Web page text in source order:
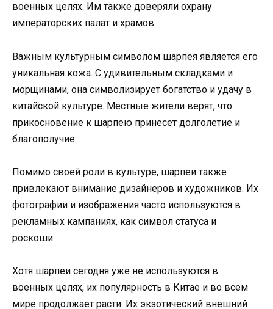
военных целях. Им также доверяли охрану
императорских палат и храмов.
Важным культурным символом шарпея является его
уникальная кожа. С удивительным складками и
морщинами, она символизирует богатство и удачу в
китайской культуре. Местные жители верят, что
прикосновение к шарпею принесет долголетие и
благополучие.
Помимо своей роли в культуре, шарпеи также
привлекают внимание дизайнеров и художников. Их
фотографии и изображения часто используются в
рекламных кампаниях, как символ статуса и
роскоши.
Хотя шарпеи сегодня уже не используются в
военных целях, их популярность в Китае и во всем
мире продолжает расти. Их экзотический внешний